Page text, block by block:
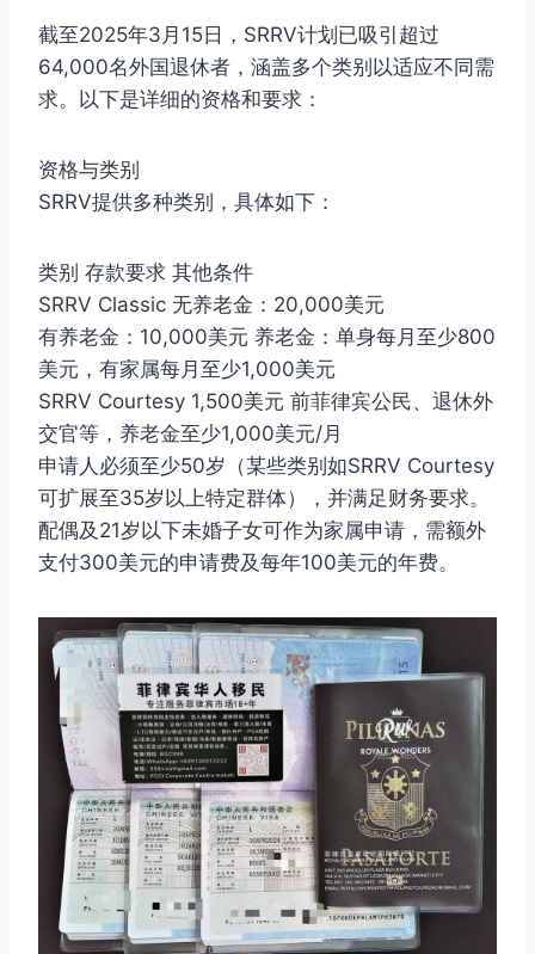
截至2025年3月15日，SRRV计划已吸引超过
64,000名外国退休者，涵盖多个类别以适应不同需
求。以下是详细的资格和要求：
资格与类别
SRRV提供多种类别，具体如下：
类别 存款要求 其他条件
SRRV Classic 无养老金：20,000美元
有养老金：10,000美元 养老金：单身每月至少800
美元，有家属每月至少1,000美元
SRRV Courtesy 1,500美元 前菲律宾公民、退休外
交官等，养老金至少1,000美元/月
申请人必须至少50岁（某些类别如SRRV Courtesy
可扩展至35岁以上特定群体），并满足财务要求。
配偶及21岁以下未婚子女可作为家属申请，需额外
支付300美元的申请费及每年100美元的年费。